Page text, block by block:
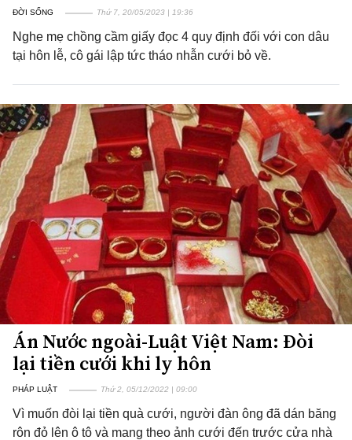
ĐỜI SỐNG Thứ 7, 20/05/2023 | 19:36
Nghe mẹ chồng cầm giấy đọc 4 quy định đối với con dâu
tại hôn lễ, cô gái lập tức tháo nhẫn cưới bỏ về.
Án Nước ngoài-Luật Việt Nam: Đòi
lại tiền cưới khi ly hôn
PHÁP LUẬT Thứ 2, 05/12/2022 | 09:00
Vì muốn đòi lại tiền quà cưới, người đàn ông đã dán băng
rôn đỏ lên ô tô và mang theo ảnh cưới đến trước cửa nhà